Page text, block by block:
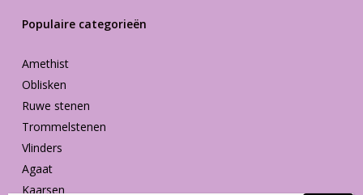
Populaire categorieën
Amethist
Oblisken
Ruwe stenen
Trommelstenen
Vlinders
Agaat
Kaarsen